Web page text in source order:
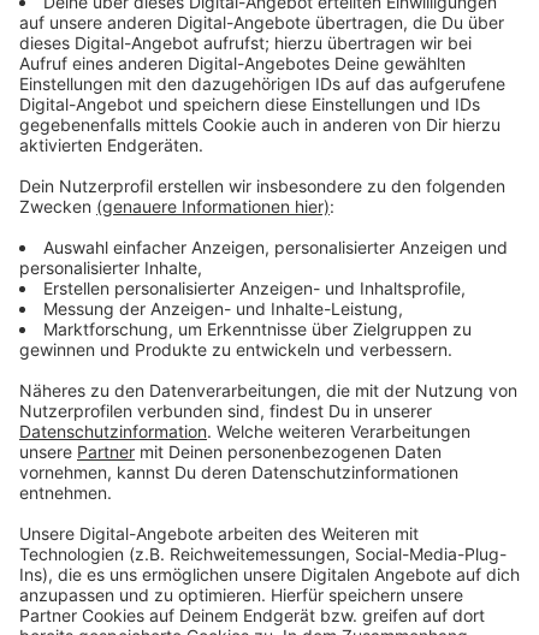
Die derzeitigen Hitzefrei-Regelungen werden
angesichts der hohen Außentemperaturen und
der Pflicht zum Tragen einer Mund-Nasen-
Bedeckung auf die Schülerinnen und Schüler der
Sekundarstufe II vorerst ausgeweitet.
Die Maskenpflicht gilt vorerst bis Ende August -
ausgenommen an Grundschulen.
Anzeige
Ist die neue Regel angemessen?
Ja! 79%
Nein!
Die Abstimmung ist bereits abgeschlossen.Es